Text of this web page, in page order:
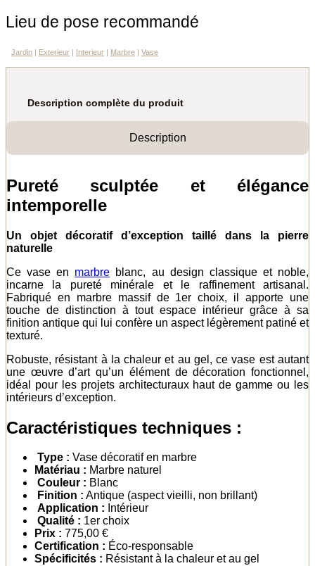
Lieu de pose recommandé
Jardin Exterieur Interieur Marbre Vase
Description complète du produit
Description
Pureté sculptée et élégance
intemporelle
Un objet décoratif d’exception taillé dans la pierre
naturelle
Ce vase en marbre blanc, au design classique et noble,
incarne la pureté minérale et le raffinement artisanal.
Fabriqué en marbre massif de 1er choix, il apporte une
touche de distinction à tout espace intérieur grâce à sa
finition antique qui lui confère un aspect légèrement patiné et
texturé.
Robuste, résistant à la chaleur et au gel, ce vase est autant
une œuvre d’art qu’un élément de décoration fonctionnel,
idéal pour les projets architecturaux haut de gamme ou les
intérieurs d’exception.
Caractéristiques techniques :
Type : Vase décoratif en marbre
Matériau : Marbre naturel
Couleur : Blanc
Finition : Antique (aspect vieilli, non brillant)
Application : Intérieur
Qualité : 1er choix
Prix : 775,00 €
Certification : Éco-responsable
Spécificités : Résistant à la chaleur et au gel